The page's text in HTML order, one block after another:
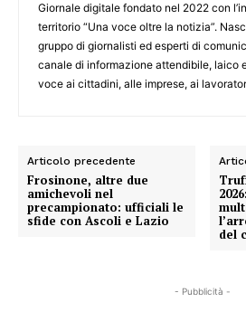
Giornale digitale fondato nel 2022 con
territorio “Una voce oltre la notizia”.
gruppo di giornalisti ed esperti di
canale di informazione attendibile, laico
voce ai cittadini, alle imprese, ai
Articolo precedente
Frosinone, altre due
amichevoli nel
precampionato: ufficiali le
sfide con Ascoli e Lazio
del
- Pubblicità -